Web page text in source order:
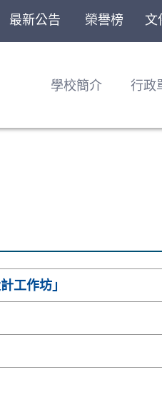
最新公告 榮譽榜 文
學校簡介 行政
工作坊」